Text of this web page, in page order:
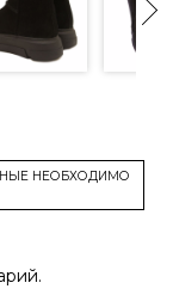
НЕОБХОДИМО